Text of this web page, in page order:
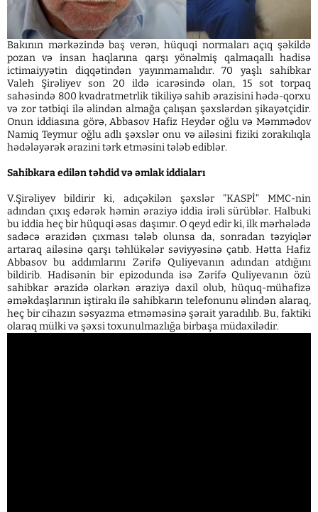
Bakının mərkəzində baş verən, hüquqi normaları açıq şəkildə
pozan və insan haqlarına qarşı yönəlmiş qalmaqallı hadisə
ictimaiyyətin diqqətindən yayınmamalıdır. 70 yaşlı sahibkar
Valeh Şirəliyev son 20 ildə icarəsində olan, 15 sot torpaq
sahəsində 800 kvadratmetrlik tikiliyə sahib ərazisini hədə-qorxu
və zor tətbiqi ilə əlindən almağa çalışan şəxslərdən şikayətçidir.
Onun iddiasına görə, Abbasov Hafiz Heydər oğlu və Məmmədov
Namiq Teymur oğlu adlı şəxslər onu və ailəsini fiziki zorakılıqla
hədələyərək ərazini tərk etməsini tələb ediblər.
Sahibkara edilən təhdid və əmlak iddiaları
V.Şirəliyev bildirir ki, adıçəkilən şəxslər "KASPİ" MMC-nin
adından çıxış edərək həmin əraziyə iddia irəli sürüblər. Halbuki
bu iddia heç bir hüquqi əsas daşımır. O qeyd edir ki, ilk mərhələdə
sadəcə ərazidən çıxması tələb olunsa da, sonradan təzyiqlər
artaraq ailəsinə qarşı təhlükələr səviyyəsinə çatıb. Hətta Hafiz
Abbasov bu addımlarını Zərifə Quliyevanın adından atdığını
bildirib. Hadisənin bir epizodunda isə Zərifə Quliyevanın özü
sahibkar ərazidə olarkən əraziyə daxil olub, hüquq-mühafizə
əməkdaşlarının iştirakı ilə sahibkarın telefonunu əlindən alaraq,
heç bir cihazın səsyazma etməməsinə şərait yaradılıb. Bu, faktiki
olaraq mülki və şəxsi toxunulmazlığa birbaşa müdaxilədir.